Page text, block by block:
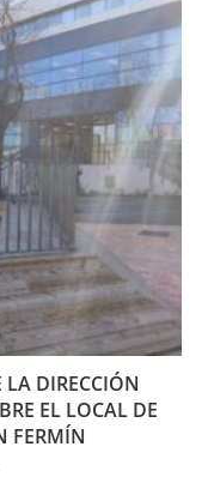
DIRECCIÓN
EL LOCAL DE
FERMÍN